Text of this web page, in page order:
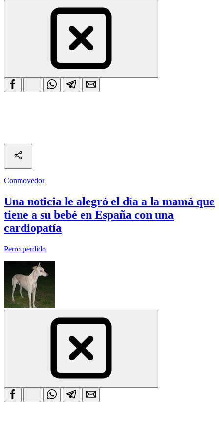
Conmovedor
Una noticia le alegró el día a la mamá que
tiene a su bebé en España con una
cardiopatía
Perro perdido